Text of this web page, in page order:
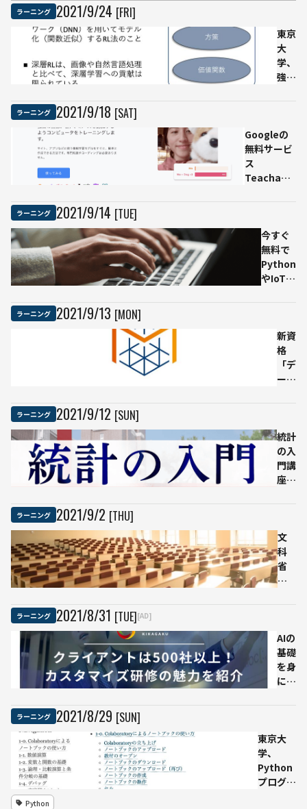
ラーニング 2021/9/24 [FRI]
東京
大
学、
強化
自然
言語
の講
公開
サイ
バー
エー
師ら
担当
ラーニング 2021/9/18 [SAT]
Googleの
無料サービ
ス
Teachable
してみた
ラーニング 2021/9/14 [TUE]
今すぐ
無料で
Python
やIoT、
学べる
学習コ
ンテン
ツ7選
ラーニング 2021/9/13 [MON]
新資
格
「デ
ータ
学ス
トラ
テジ
ス
21
日か
ら開
始
ジネ
ス活
用も
問わ
ラーニング 2021/9/12 [SUN]
統計
の入
門講
座が
メソ
ッド
でデ
ータ
連教
員が
担当
ラーニング 2021/9/2 [THU]
文
科
省
が
教
育
プ
ロ
を
定
年
ラーニング 2021/8/31 [TUE][AD]
AIの
基礎
を身
に着
な人
スス
メの
ラーニング 2021/8/29 [SUN]
東京大
学、
Python
プログラ
Python